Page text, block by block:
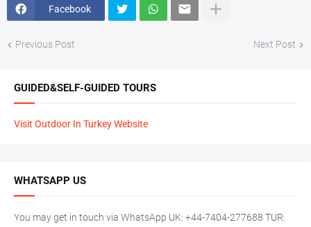
Facebook
Previous Post Next Post
GUIDED&SELF-GUIDED TOURS
Visit Outdoor In Turkey Website
WHATSAPP US
You may get in touch via WhatsApp UK: +44-7404-277688 TUR: